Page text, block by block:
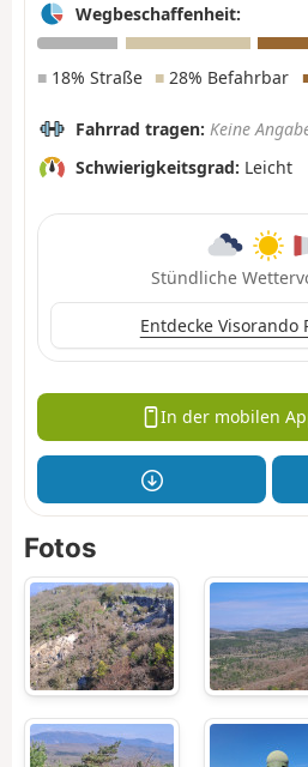
Wegbeschaffenheit:
■ 18% Straße ■ 28% Befahrbar
Fahrrad tragen: Keine
Schwierigkeitsgrad: Leicht
Stündliche
Entdecke Visorando
In der mobilen
Fotos